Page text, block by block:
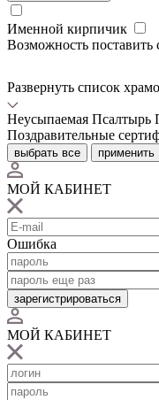
Именной кирпичик
Возможность поставить
Развернуть список
Неусыпаемая Псалтырь
Поздравительные
выбрать все применить
МОЙ КАБИНЕТ
Ошибка
зарегистрироваться
МОЙ КАБИНЕТ